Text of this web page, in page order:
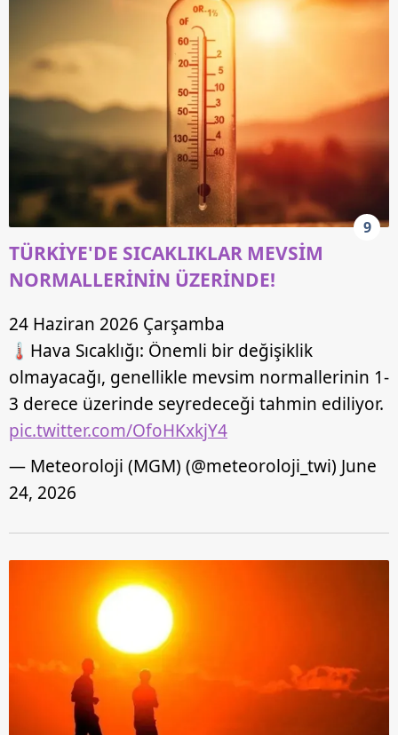
9
TÜRKİYE'DE SICAKLIKLAR MEVSİM
NORMALLERİNİN ÜZERİNDE!
24 Haziran 2026 Çarşamba
🌡️Hava Sıcaklığı: Önemli bir değişiklik
olmayacağı, genellikle mevsim normallerinin 1-
3 derece üzerinde seyredeceği tahmin ediliyor.
pic.twitter.com/OfoHKxkjY4
— Meteoroloji (MGM) (@meteoroloji_twi) June
24, 2026